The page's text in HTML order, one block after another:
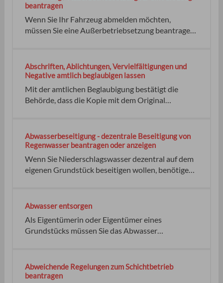
vorhaben, keine die untere Baurechtsbehörde
Untere Baurechtsbehörde ist keine
beantragen
Wenn Sie Ihr Fahrzeug abmelden möchten,
müssen Sie eine Außerbetriebsetzung beantragen.
Straßenverkehr nicht mehr bewegen und auch
nicht auf öffentlichen Flächen abstellen. keine
Widerspruch
Abschriften, Ablichtungen, Vervielfältigungen und
Negative amtlich beglaubigen lassen
Mit der amtlichen Beglaubigung bestätigt die
Behörde, dass die Kopie mit dem Original
Beglaubigungsvermerk. Dieser muss folgende
Angaben enthalten: keine Bei den zuständigen
Behörden erfragen keiner
Abwasserbeseitigung - dezentrale Beseitigung von
Regenwasser beantragen oder anzeigen
Wenn Sie Niederschlagswasser dezentral auf dem
eigenen Grundstück beseitigen wollen, benötigen
beseitigen. Eine Erlaubnis benötigen Sie
Ausnahmen sind möglich. die untere
Wasserbehörde Keine kein
Abwasser entsorgen
Als Eigentümerin oder Eigentümer eines
Grundstücks müssen Sie das Abwasser
Grundstücksentwässerungskanal an die
öffentliche Kanalisation anschließen müssen.
Abweichende Regelungen zum Schichtbetrieb
beantragen